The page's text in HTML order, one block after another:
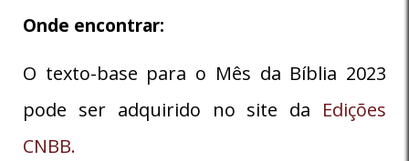
Onde encontrar:
O texto-base para o Mês da Bíblia 2023
pode ser adquirido no site da Edições
CNBB.